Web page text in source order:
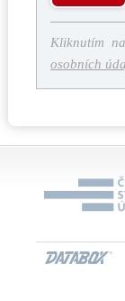
Kliknutím
osobních